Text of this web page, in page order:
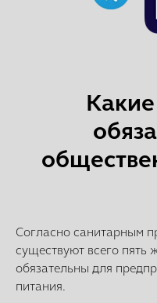
Согласно санитарным
существуют всего пять
обязательны для
питания.